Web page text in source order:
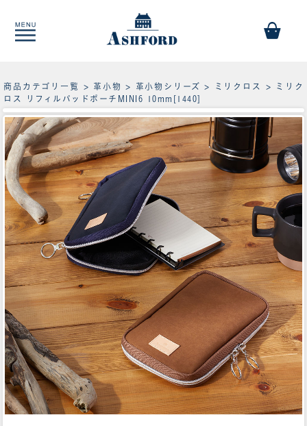
商品カテゴリ一覧 > 革小物 > 革小物シリーズ > ミリクロス
> ミリク
ロス リフィルパッドポーチMINI6 10mm[1440]